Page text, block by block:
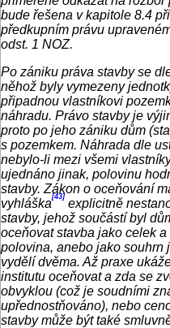
bude řešena v kapitole 8.4
předkupním právu
odst. 1 NOZ.
Po zániku práva stavby se
něhož byly vymezeny
připadnou vlastníkovi
náhradu. Právo stavby je
proto po jeho zániku dům
s pozemkem. Náhrada dle
nebylo‑li mezi všemi
ujednáno jinak, polovinu
stavby. Zákon o oceňování
vyhláška[43] explicitně
stavby, jehož součástí byl
oceňovat stavba jako celek
polovina, anebo jako souhrn
vydělí dvěma. Až praxe
institutu oceňovat a zda se
obvyklou (což je soudními
upřednostňováno), nebo
stavby může být také